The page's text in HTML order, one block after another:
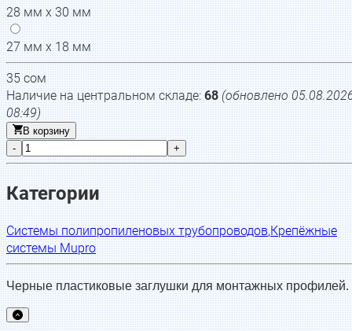
28 мм х 30 мм
27 мм х 18 мм
35сом
Наличие на центральном складе: 68 (обновлено
08:49)
В корзину
-
+
Категории
Системы полипропиленовых трубопроводов,Крепёжные
системы Mupro
Черные пластиковые заглушки для монтажных профилей.